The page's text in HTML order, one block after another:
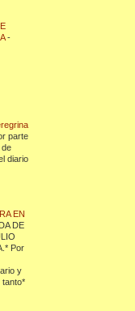
-
parte
de
diario
EN
DE
Por
y
tanto*